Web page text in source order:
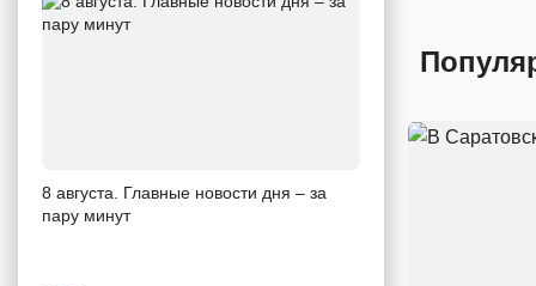
8 августа. Главные новости дня – за
пару минут